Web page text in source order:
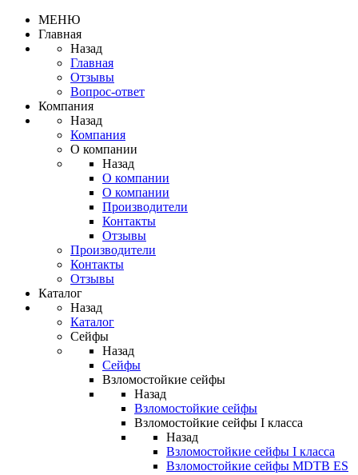
МЕНЮ
Главная
Назад
Главная
Отзывы
Вопрос-ответ
Компания
Назад
Компания
О компании
Назад
О компании
О компании
Производители
Контакты
Отзывы
Производители
Контакты
Отзывы
Каталог
Назад
Каталог
Сейфы
Назад
Сейфы
Взломостойкие сейфы
Назад
Взломостойкие сейфы
Взломостойкие сейфы I класса
Назад
Взломостойкие сейфы I класса
Взломостойкие сейфы MDTB ES